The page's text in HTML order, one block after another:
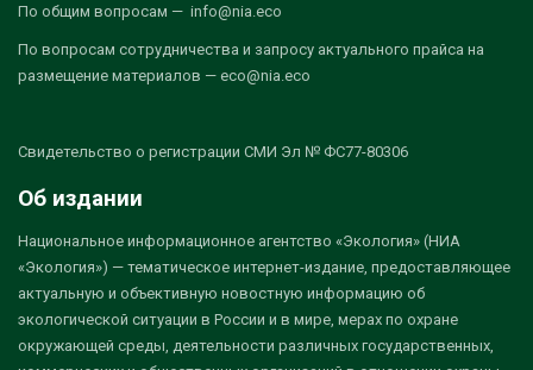
По общим вопросам — info@nia.eco
По вопросам сотрудничества и запросу актуального прайса на
размещение материалов — eco@nia.eco
Свидетельство о регистрации СМИ Эл № ФС77-80306
Об издании
Национальное информационное агентство «Экология» (НИА
«Экология») — тематическое интернет-издание, предоставляющее
актуальную и объективную новостную информацию об
экологической ситуации в России и в мире, мерах по охране
окружающей среды, деятельности различных государственных,